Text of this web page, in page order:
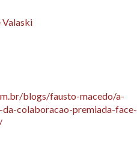
Valaski
blogs/fausto-macedo/a-
da-colaboracao-premiada-face-